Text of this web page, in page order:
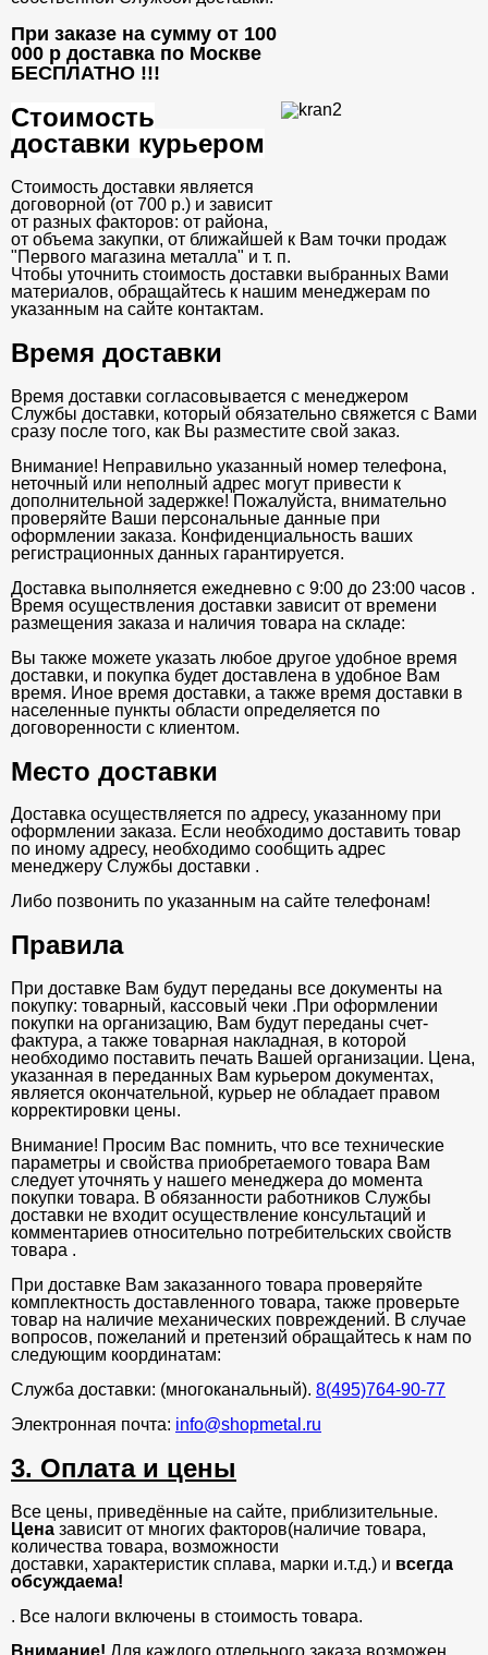
При заказе на сумму от 100
000 р доставка по Москве
БЕСПЛАТНО !!!
Стоимость
доставки курьером
Стоимость доставки является
договорной (от 700 р.) и зависит
от разных факторов: от района,
от объема закупки, от ближайшей к Вам точки продаж
"Первого магазина металла" и т. п.
Чтобы уточнить стоимость доставки выбранных Вами
материалов, обращайтесь к нашим менеджерам по
указанным на сайте контактам.
Время доставки
Время доставки согласовывается с менеджером
Службы доставки, который обязательно свяжется с Вами
сразу после того, как Вы разместите свой заказ.
Внимание! Неправильно указанный номер телефона,
неточный или неполный адрес могут привести к
дополнительной задержке! Пожалуйста, внимательно
проверяйте Ваши персональные данные при
оформлении заказа. Конфиденциальность ваших
регистрационных данных гарантируется.
Доставка выполняется ежедневно с 9:00 до 23:00 часов .
Время осуществления доставки зависит от времени
размещения заказа и наличия товара на складе:
Вы также можете указать любое другое удобное время
доставки, и покупка будет доставлена в удобное Вам
время. Иное время доставки, а также время доставки в
населенные пункты области определяется по
договоренности с клиентом.
Место доставки
Доставка осуществляется по адресу, указанному при
оформлении заказа. Если необходимо доставить товар
по иному адресу, необходимо сообщить адрес
менеджеру Службы доставки .
Либо позвонить по указанным на сайте телефонам!
Правила
При доставке Вам будут переданы все документы на
покупку: товарный, кассовый чеки .При оформлении
покупки на организацию, Вам будут переданы счет-
фактура, а также товарная накладная, в которой
необходимо поставить печать Вашей организации. Цена,
указанная в переданных Вам курьером документах,
является окончательной, курьер не обладает правом
корректировки цены.
Внимание! Просим Вас помнить, что все технические
параметры и свойства приобретаемого товара Вам
следует уточнять у нашего менеджера до момента
покупки товара. В обязанности работников Службы
доставки не входит осуществление консультаций и
комментариев относительно потребительских свойств
товара .
При доставке Вам заказанного товара проверяйте
комплектность доставленного товара, также проверьте
товар на наличие механических повреждений. В случае
вопросов, пожеланий и претензий обращайтесь к нам по
следующим координатам:
Служба доставки: (многоканальный). 8(495)764-90-77
Электронная почта: info@shopmetal.ru
3. Оплата и цены
Все цены, приведённые на сайте, приблизительные.
Цена зависит от многих факторов(наличие товара,
количества товара, возможности
доставки, характеристик сплава, марки и.т.д.) и всегда
обсуждаема!
. Все налоги включены в стоимость товара.
Внимание! Для каждого отдельного заказа возможен